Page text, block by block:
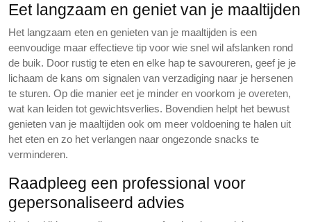
Eet langzaam en geniet van je maaltijden
Het langzaam eten en genieten van je maaltijden is een
eenvoudige maar effectieve tip voor wie snel wil afslanken rond
de buik. Door rustig te eten en elke hap te savoureren, geef je je
lichaam de kans om signalen van verzadiging naar je hersenen
te sturen. Op die manier eet je minder en voorkom je overeten,
wat kan leiden tot gewichtsverlies. Bovendien helpt het bewust
genieten van je maaltijden ook om meer voldoening te halen uit
het eten en zo het verlangen naar ongezonde snacks te
verminderen.
Raadpleeg een professional voor
gepersonaliseerd advies